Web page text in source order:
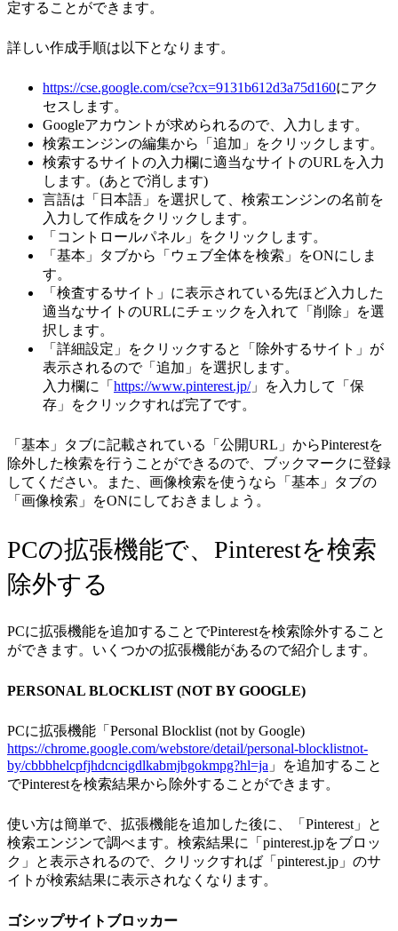
定することができます。
詳しい作成手順は以下となります。
https://cse.google.com/cse?cx=9131b612d3a75d160にアク
セスします。
Googleアカウントが求められるので、入力します。
検索エンジンの編集から「追加」をクリックします。
検索するサイトの入力欄に適当なサイトのURLを入力
します。(あとで消します)
言語は「日本語」を選択して、検索エンジンの名前を
入力して作成をクリックします。
「コントロールパネル」をクリックします。
「基本」タブから「ウェブ全体を検索」をONにしま
す。
「検査するサイト」に表示されている先ほど入力した
適当なサイトのURLにチェックを入れて「削除」を選
択します。
「詳細設定」をクリックすると「除外するサイト」が
表示されるので「追加」を選択します。
入力欄に「 https://www.pinterest.jp/」を入力して「保
存」をクリックすれば完了です。
「基本」タブに記載されている「公開URL」からPinterestを
除外した検索を行うことができるので、ブックマークに登録
してください。また、画像検索を使うなら「基本」タブの
「画像検索」をONにしておきましょう。
PCの拡張機能で、Pinterestを検索
除外する
PCに拡張機能を追加することでPinterestを検索除外すること
ができます。いくつかの拡張機能があるので紹介します。
PERSONAL BLOCKLIST (NOT BY GOOGLE)
PCに拡張機能「Personal Blocklist (not by Google)
https://chrome.google.com/webstore/detail/personal-blocklistnot-
by/cbbbhelcpfjhdcncigdlkabmjbgokmpg?hl=ja 」を追加すること
でPinterestを検索結果から除外することができます。
使い方は簡単で、拡張機能を追加した後に、「Pinterest」と
検索エンジンで調べます。検索結果に「pinterest.jpをブロッ
ク」と表示されるので、クリックすれば「pinterest.jp」のサ
イトが検索結果に表示されなくなります。
ゴシップサイトブロッカー